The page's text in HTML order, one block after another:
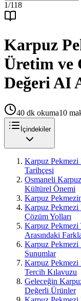
1/118
Karpuz
Üretim ve
Değeri AI
40 dk okuma10
İçindekiler
Karpuz Pekmezi
Tarihçesi
Osmaneli
Kültürel Önemi
Karpuz
Karpuz Pekmezi
Çözüm Yolları
Karpuz Pekmezi
Arasındaki
Karpuz
Sunumlar
Karpuz Pekmezi
Tercih Kılavuzu
Geleceğin
Değerli Ürünler